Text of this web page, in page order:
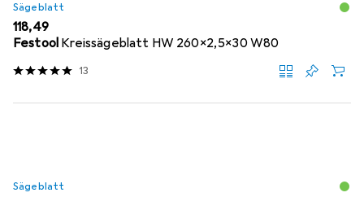
Sägeblatt
EUR
118,49
Festool Kreissägeblatt HW 260x2,5x30 W80
13
Sägeblatt